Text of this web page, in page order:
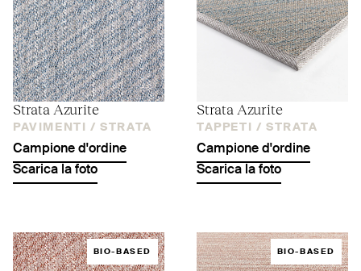
Strata Azurite
PAVIMENTI / STRATA
Campione d'ordine
Scarica la foto
Strata Azurite
TAPPETI / STRATA
Campione d'ordine
Scarica la foto
BIO-BASED BIO-BASED